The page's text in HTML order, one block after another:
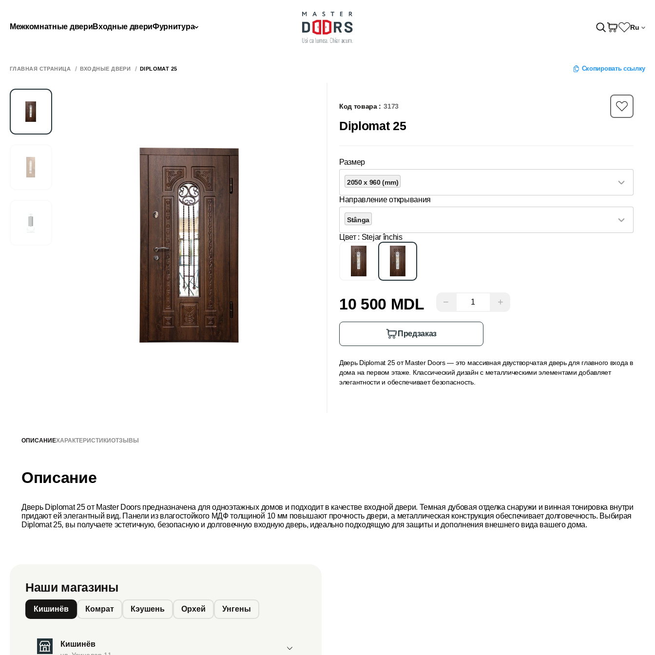
Межкомнатные двериВходные двериФурнитура Ru
ГЛАВНАЯ СТРАНИЦА ВХОДНЫЕ ДВЕРИ DIPLOMAT 25 Скопировать ссылку
Код товара : 3173
Diplomat 25
Размер
2050 x 960 (mm)
Направление открывания
Stânga
Цвет : Stejar închis
10 500 MDL − +
Предзаказ
Дверь Diplomat 25 от Master Doors — это массивная двустворчатая дверь для главного входа в
дома на первом этаже. Классический дизайн с металлическими элементами добавляет
элегантности и обеспечивает безопасность.
ОПИСАНИЕХАРАКТЕРИСТИКИОТЗЫВЫ
Описание
Дверь Diplomat 25 от Master Doors предназначена для одноэтажных домов и подходит в качестве входной двери. Темная дубовая отделка снаружи и винная тонировка внутри
придают ей элегантный вид. Панели из влагостойкого МДФ толщиной 10 мм повышают прочность двери, а металлическая конструкция обеспечивает долговечность. Выбирая
Diplomat 25, вы получаете эстетичную, безопасную и долговечную входную дверь, идеально подходящую для защиты и дополнения внешнего вида вашего дома.
Наши магазины
Кишинёв Комрат Кэушень Орхей Унгены
Кишинёв